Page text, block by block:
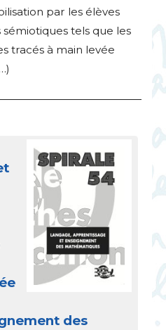
par les élèves
tels que les
tracés à main levée
des